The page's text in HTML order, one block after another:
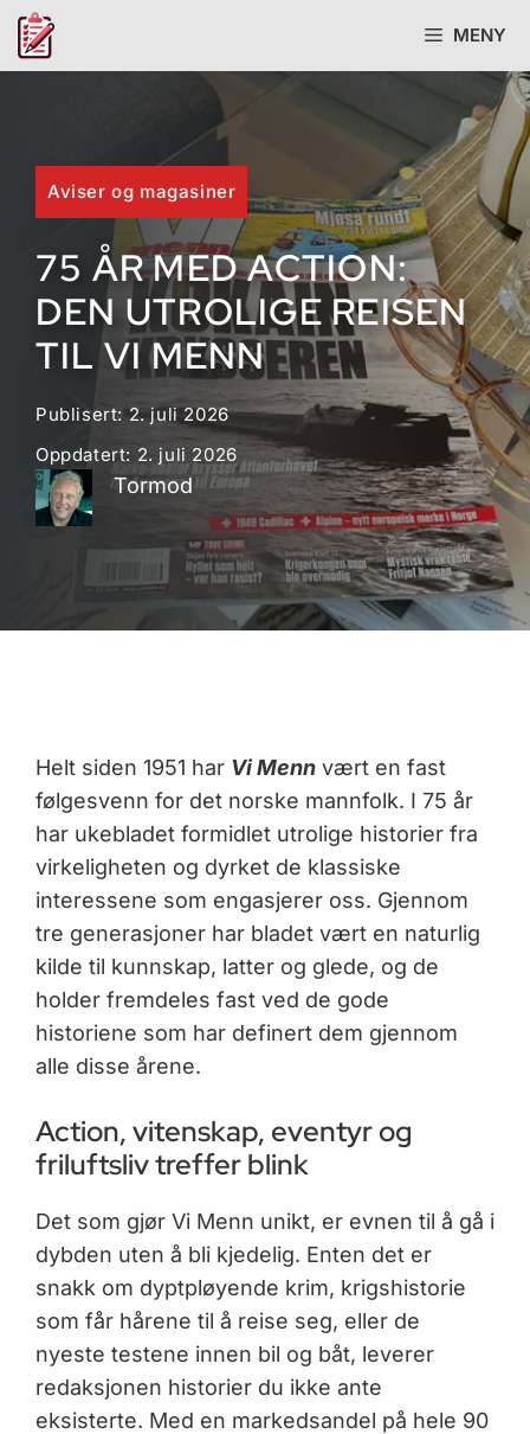
Hopp
MENY
Aviser og magasiner
75 ÅR MED ACTION:
DEN UTROLIGE REISEN
TIL VI MENN
Publisert: 2. juli 2026
Oppdatert: 2. juli 2026
Tormod
Helt siden 1951 har Vi Mennvært en fast
følgesvenn for det norske mannfolk. I 75 år
har ukebladet formidlet utrolige historier fra
virkeligheten og dyrket de klassiske
interessene som engasjerer oss. Gjennom
tre generasjoner har bladet vært en naturlig
kilde til kunnskap, latter og glede, og de
holder fremdeles fast ved de gode
historiene som har definert dem gjennom
alle disse årene.
Action, vitenskap, eventyr og
friluftsliv treffer blink
Det som gjør Vi Menn unikt, er evnen til å gå i
dybden uten å bli kjedelig. Enten det er
snakk om dyptpløyende krim, krigshistorie
som får hårene til å reise seg, eller de
nyeste testene innen bil og båt, leverer
redaksjonen historier du ikke ante
eksisterte. Med en markedsandel på hele 90